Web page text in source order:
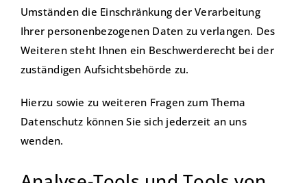
Umständen die Einschränkung der Verarbeitung
Ihrer personenbezogenen Daten zu verlangen. Des
Weiteren steht Ihnen ein Beschwerderecht bei der
zuständigen Aufsichtsbehörde zu.
Hierzu sowie zu weiteren Fragen zum Thema
Datenschutz können Sie sich jederzeit an uns
wenden.